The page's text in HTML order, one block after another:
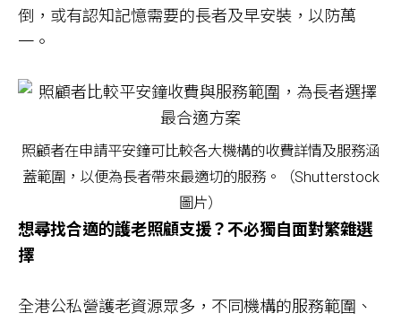
倒，或有認知記憶需要的長者及早安裝，以防萬
一。
照顧者在申請平安鐘可比較各大機構的收費詳情及服務涵
蓋範圍，以便為長者帶來最適切的服務。（Shutterstock
圖片）
想尋找合適的護老照顧支援？不必獨自面對繁雜選
擇
全港公私營護老資源眾多，不同機構的服務範圍、